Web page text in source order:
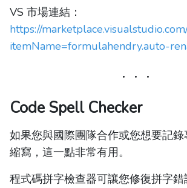
VS 市場連結：
https://
itemName=formulahendry.auto-
Code Spell Checker
如果您與國際團隊合作或您想要記
縮寫，這一點非常有用。
程式碼拼字檢查器可讓您修復拼字